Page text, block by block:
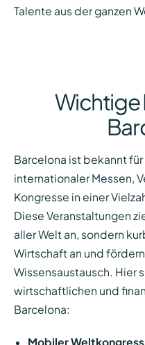
Talente aus der ganzen
Wichtige
Barcelona ist bekannt
internationaler Messen,
Kongresse in einer
Diese Veranstaltungen
aller Welt an, sondern
Wirtschaft an und
Wissensaustausch. Hier
wirtschaftlichen und
Barcelona:
Mobiler